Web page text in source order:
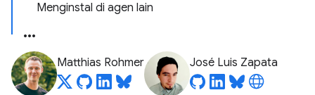
Menginstal di agen lain
Matthias Rohmer José Luis Zapata